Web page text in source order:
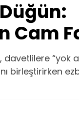
Cam
davetlilere “yok
birleştirirken